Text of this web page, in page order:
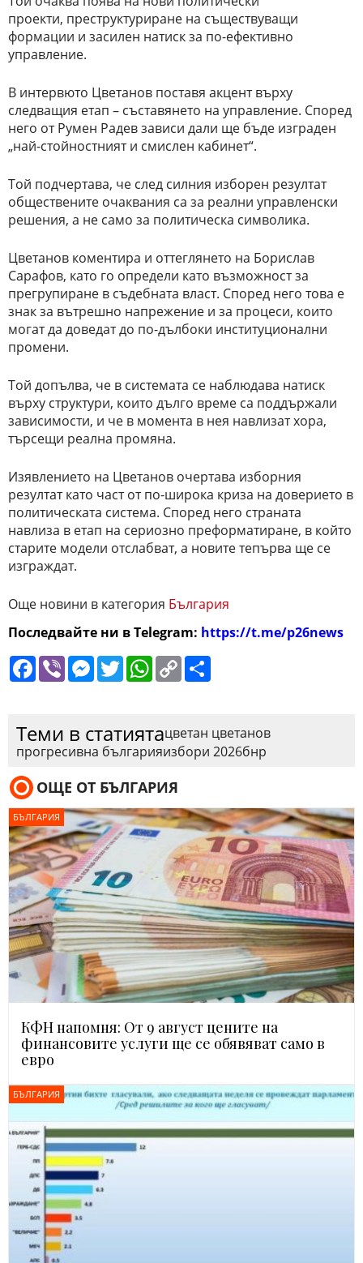
проекти, преструктуриране на съществуващи
формации и засилен натиск за по-ефективно
управление.
В интервюто Цветанов поставя акцент върху
следващия етап – съставянето на управление. Според
него от Румен Радев зависи дали ще бъде изграден
„най-стойностният и смислен кабинет“.
Той подчертава, че след силния изборен резултат
обществените очаквания са за реални управленски
решения, а не само за политическа символика.
Цветанов коментира и оттеглянето на Борислав
Сарафов, като го определи като възможност за
прегрупиране в съдебната власт. Според него това е
знак за вътрешно напрежение и за процеси, които
могат да доведат до по-дълбоки институционални
промени.
Той допълва, че в системата се наблюдава натиск
върху структури, които дълго време са поддържали
зависимости, и че в момента в нея навлизат хора,
търсещи реална промяна.
Изявлението на Цветанов очертава изборния
резултат като част от по-широка криза на доверието в
политическата система. Според него страната
навлиза в етап на сериозно преформатиране, в който
старите модели отслабват, а новите тепърва ще се
изграждат.
Още новини в категория България
Последвайте ни в Telegram: https://t.me/p26news
Facebook
ViberMessenger
TwitterWhatsApp
Copy
Link
Теми в статиятацветан цветанов
прогресивна българияизбори 2026бнр
ОЩЕ ОТ БЪЛГАРИЯ
БЪЛГАРИЯ
КФН напомня: От 9 август цените на
финансовите услуги ще се обявяват само в
евро
БЪЛГАРИЯ